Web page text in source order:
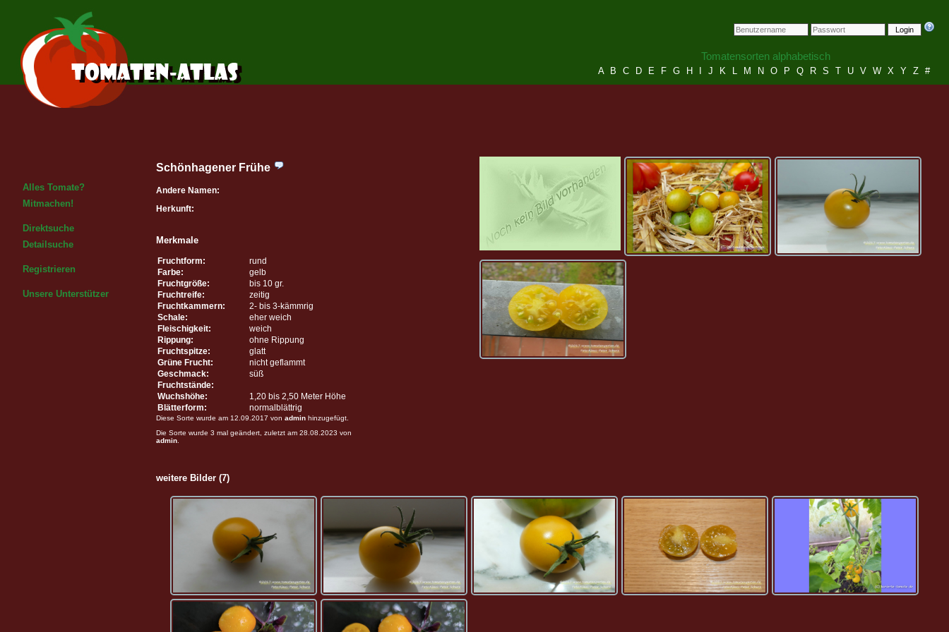
Login
Tomatensorten alphabetisch
A B C D E F G H J K L M N O P Q R S T U V W X Y Z #
Alles Tomate?
Mitmachen!
Direktsuche
Detailsuche
Registrieren
Unsere Unterstützer
Schönhagener Frühe
Andere Namen:
Herkunft:
Merkmale
Fruchtform:
rund
Farbe:
gelb
Fruchtgröße:
bis 10 gr.
Fruchtreife:
zeitig
Fruchtkammern:
2- bis 3-kämmrig
Schale:
eher weich
Fleischigkeit:
weich
Rippung:
ohne Rippung
Fruchtspitze:
glatt
Grüne Frucht:
nicht geflammt
Geschmack:
süß
Fruchtstände:
Wuchshöhe:
1,20 bis 2,50 Meter Höhe
Blätterform:
normalblättrig
Diese Sorte wurde am 12.09.2017 von admin hinzugefügt.
Die Sorte wurde 3 mal geändert, zuletzt am 28.08.2023 von
admin
weitere Bilder (7)